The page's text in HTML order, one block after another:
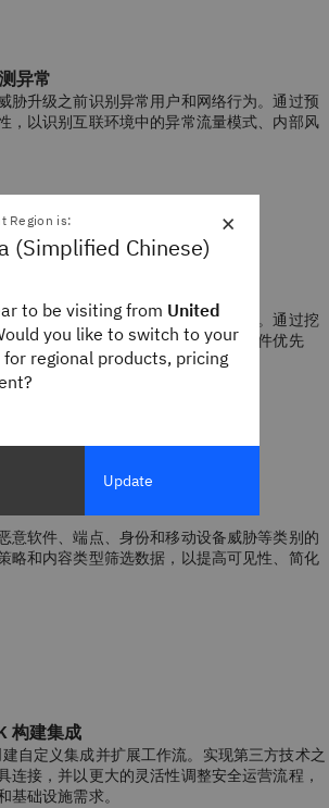
异常
胁升级之前识别异常用户和网络行为。通过预
，以识别互联环境中的异常流量模式、内部风
分析师的专业能力，并加快调查速度。通过挖
值关联，减少人工操作，有效确定事件优先
积压的警报事件。
意软件、端点、身份和移动设备威胁等类别的
略和内容类型筛选数据，以提高可见性、简化
构建集成
自定义集成并扩展工作流。实现第三方技术之
连接，并以更大的灵活性调整安全运营流程，
基础设施需求。
×
Region is:
(Simplified Chinese)
to be visiting from United
you like to switch to your
regional products, pricing
Update